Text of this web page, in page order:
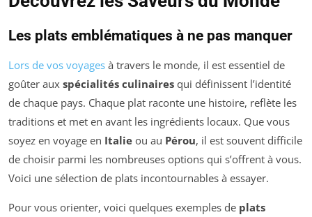
Les plats emblématiques à ne pas manquer
Lors de vos voyages à travers le monde, il est essentiel de
goûter aux spécialités culinaires qui définissent l’identité
de chaque pays. Chaque plat raconte une histoire, reflète les
traditions et met en avant les ingrédients locaux. Que vous
soyez en voyage en Italie ou au Pérou, il est souvent difficile
de choisir parmi les nombreuses options qui s’offrent à vous.
Voici une sélection de plats incontournables à essayer.
Pour vous orienter, voici quelques exemples de plats